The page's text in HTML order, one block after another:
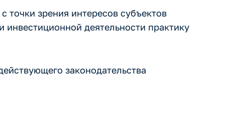
точки зрения интересов субъектов
инвестиционной деятельности практику
законодательства